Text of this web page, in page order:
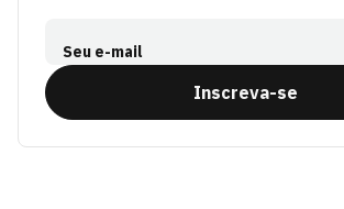
Seu e-mail
Inscreva-se